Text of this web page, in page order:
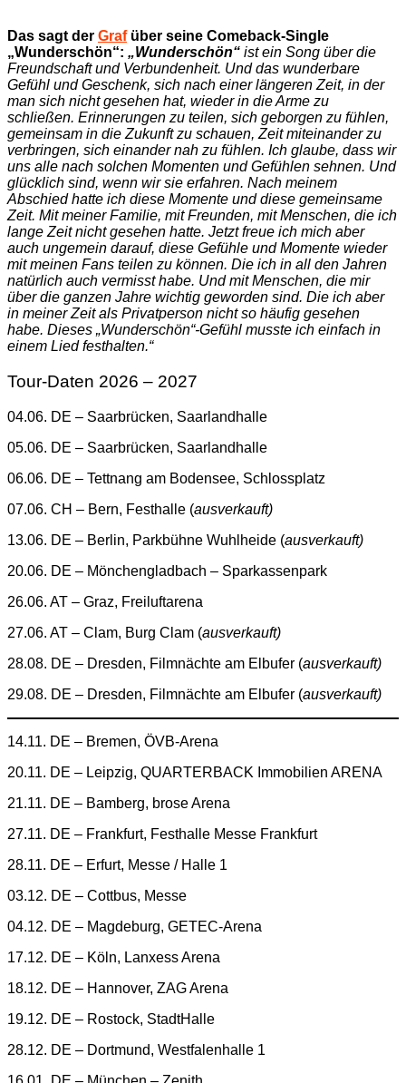
Das sagt der Grafüber seine Comeback-Single
„Wunderschön“: „Wunderschön“ ist ein Song über die
Freundschaft und Verbundenheit. Und das wunderbare
Gefühl und Geschenk, sich nach einer längeren Zeit, in der
man sich nicht gesehen hat, wieder in die Arme zu
schließen. Erinnerungen zu teilen, sich geborgen zu fühlen,
gemeinsam in die Zukunft zu schauen, Zeit miteinander zu
verbringen, sich einander nah zu fühlen. Ich glaube, dass wir
uns alle nach solchen Momenten und Gefühlen sehnen. Und
glücklich sind, wenn wir sie erfahren. Nach meinem
Abschied hatte ich diese Momente und diese gemeinsame
Zeit. Mit meiner Familie, mit Freunden, mit Menschen, die ich
lange Zeit nicht gesehen hatte. Jetzt freue ich mich aber
auch ungemein darauf, diese Gefühle und Momente wieder
mit meinen Fans teilen zu können. Die ich in all den Jahren
natürlich auch vermisst habe. Und mit Menschen, die mir
über die ganzen Jahre wichtig geworden sind. Die ich aber
in meiner Zeit als Privatperson nicht so häufig gesehen
habe. Dieses „Wunderschön“-Gefühl musste ich einfach in
einem Lied festhalten.“
Tour-Daten 2026 – 2027
04.06. DE – Saarbrücken, Saarlandhalle
05.06. DE – Saarbrücken, Saarlandhalle
06.06. DE – Tettnang am Bodensee, Schlossplatz
07.06. CH – Bern, Festhalle (ausverkauft)
13.06. DE – Berlin, Parkbühne Wuhlheide (ausverkauft)
20.06. DE – Mönchengladbach – Sparkassenpark
26.06. AT – Graz, Freiluftarena
27.06. AT – Clam, Burg Clam (ausverkauft)
28.08. DE – Dresden, Filmnächte am Elbufer (ausverkauft)
29.08. DE – Dresden, Filmnächte am Elbufer (ausverkauft)
14.11. DE – Bremen, ÖVB-Arena
20.11. DE – Leipzig, QUARTERBACK Immobilien ARENA
21.11. DE – Bamberg, brose Arena
27.11. DE – Frankfurt, Festhalle Messe Frankfurt
28.11. DE – Erfurt, Messe / Halle 1
03.12. DE – Cottbus, Messe
04.12. DE – Magdeburg, GETEC-Arena
17.12. DE – Köln, Lanxess Arena
18.12. DE – Hannover, ZAG Arena
19.12. DE – Rostock, StadtHalle
28.12. DE – Dortmund, Westfalenhalle 1